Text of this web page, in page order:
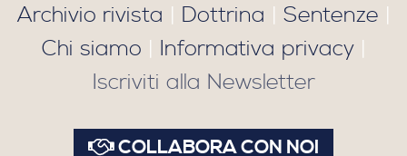
Archivio rivista | Dottrina | Sentenze |
Chi siamo | Informativa privacy|
Iscriviti alla Newsletter
COLLABORA CON NOI